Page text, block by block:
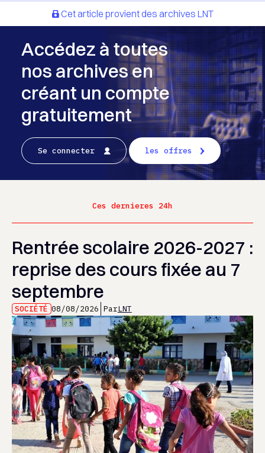
Cet article provient des archives LNT
Accédez à toutes
nos archives en
créant un compte
gratuitement
Se connecter les offres
Ces dernieres 24h
Rentrée scolaire 2026-2027 :
reprise des cours fixée au 7
septembre
SOCIÉTÉ 08/08/2026 ParLNT